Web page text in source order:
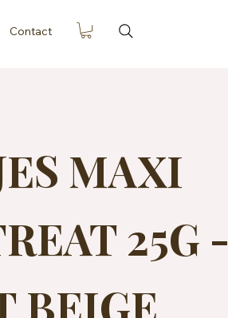
Contact
MAXI
25G -
BEIGE